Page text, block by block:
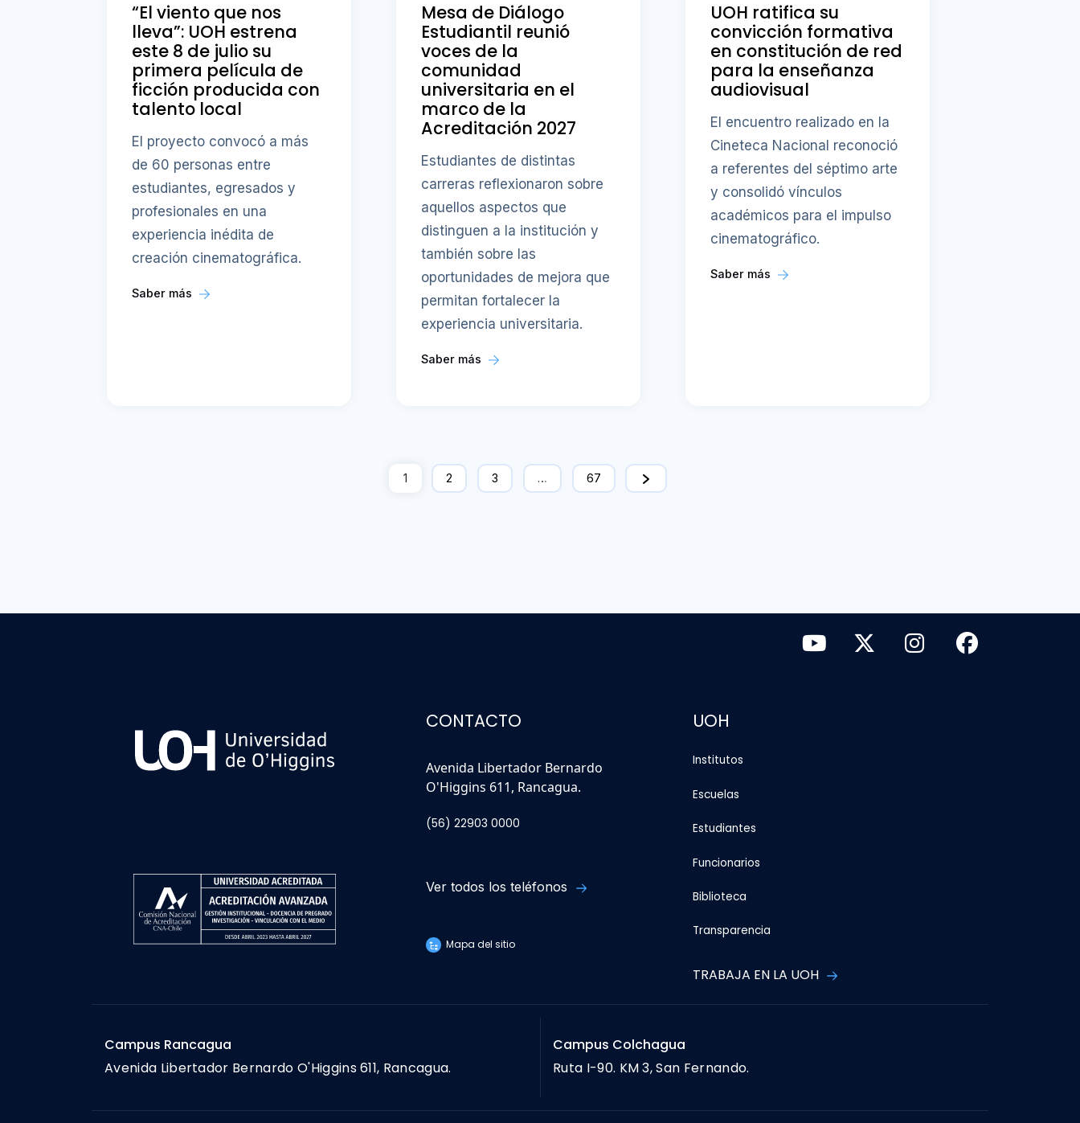
“El viento que nos
lleva”: UOH estrena
este 8 de julio su
primera película de
ficción producida con
talento local
El proyecto convocó a más
de 60 personas entre
estudiantes, egresados y
profesionales en una
experiencia inédita de
creación cinematográfica.
Saber más
Mesa de Diálogo
Estudiantil reunió
voces de la
comunidad
universitaria en el
marco de la
Acreditación 2027
Estudiantes de distintas
carreras reflexionaron sobre
aquellos aspectos que
distinguen a la institución y
también sobre las
oportunidades de mejora que
permitan fortalecer la
experiencia universitaria.
Saber más
UOH ratifica su
convicción formativa
en constitución de red
para la enseñanza
audiovisual
El encuentro realizado en la
Cineteca Nacional reconoció
a referentes del séptimo arte
y consolidó vínculos
académicos para el impulso
cinematográfico.
Saber más
1 2 3 … 67
CONTACTO
Avenida Libertador Bernardo
O'Higgins 611, Rancagua.
(56) 22903 0000
Ver todos los teléfonos
Mapa del sitio
UOH
Institutos
Escuelas
Estudiantes
Funcionarios
Biblioteca
Transparencia
TRABAJA EN LA UOH
Campus Rancagua
Avenida Libertador Bernardo O'Higgins 611, Rancagua.
Campus Colchagua
Ruta I-90. KM 3, San Fernando.